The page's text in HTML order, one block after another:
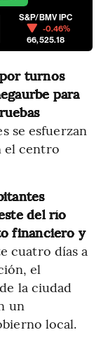
S&P/BMV IPC
-0.46%
66,525.18
turnos
para
se esfuerzan
el centro
del río
financiero y
cuatro días a
el
la ciudad
un
local.